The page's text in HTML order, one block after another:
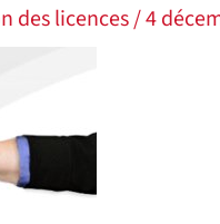
des licences/4